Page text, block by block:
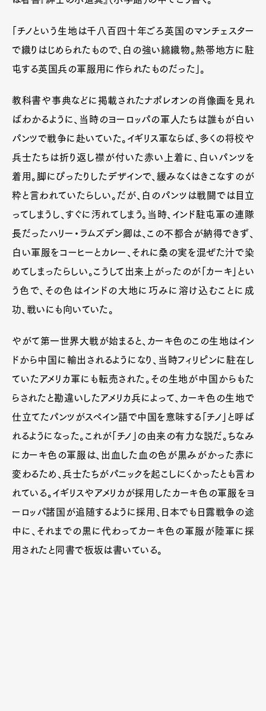
「チノという生地は千八百四十年ごろ英国のマンチェスター
で織りはじめられたもので、白の強い綿織物。熱帯地方に駐
屯する英国兵の軍服用に作られたものだった」。
教科書や事典などに掲載されたナポレオンの肖像画を見れ
ばわかるように、当時のヨーロッパの軍人たちは誰もが白い
パンツで戦争に赴いていた。イギリス軍ならば、多くの将校や
兵士たちは折り返し襟が付いた赤い上着に、白いパンツを
着用。脚にぴったりしたデザインで、緩みなくはきこなすのが
粋と言われていたらしい。だが、白のパンツは戦闘では目立
ってしまうし、すぐに汚れてしまう。当時、インド駐屯軍の連隊
長だったハリー・ラムズデン卿は、この不都合が納得できず、
白い軍服をコーヒーとカレー、それに桑の実を混ぜた汁で染
めてしまったらしい。こうして出来上がったのが「カーキ」とい
う色で、その色はインドの大地に巧みに溶け込むことに成
功、戦いにも向いていた。
やがて第一世界大戦が始まると、カーキ色のこの生地はイン
ドから中国に輸出されるようになり、当時フィリピンに駐在し
ていたアメリカ軍にも転売された。その生地が中国からもた
らされたと勘違いしたアメリカ兵によって、カーキ色の生地で
仕立てたパンツがスペイン語で中国を意味する「チノ」と呼ば
れるようになった。これが「チノ」の由来の有力な説だ。ちなみ
にカーキ色の軍服は、出血した血の色が黒みがかった赤に
変わるため、兵士たちがパニックを起こしにくかったとも言わ
れている。イギリスやアメリカが採用したカーキ色の軍服をヨ
ーロッパ諸国が追随するように採用、日本でも日露戦争の途
中に、それまでの黒に代わってカーキ色の軍服が陸軍に採
用されたと同書で板坂は書いている。